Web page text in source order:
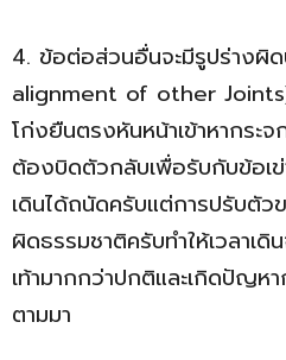
4. ข้อต่อส่วนอื่นจะมีรูปร่างผิ
alignment of other Joints)
โก่งยืนตรงหันหน้าเข้าหากระจ
ต้องบิดตัวกลับเพื่อรับกับข้อเ
เดินได้ถนัดครับแต่การปรับตัว
ผิดธรรมชาติครับทำให้เวลาเดิ
เท้ามากกว่าปกติและเกิดปัญห
ตามมา